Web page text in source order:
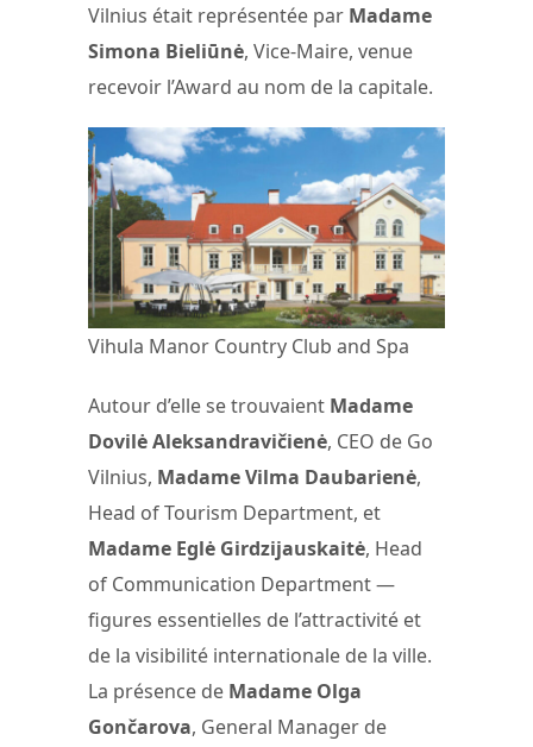
Vilnius était représentée par Madame
Simona Bieliūnė, Vice-Maire, venue
recevoir l’Award au nom de la capitale.
Vihula Manor Country Club and Spa
Autour d’elle se trouvaient Madame
Dovilė Aleksandravičienė, CEO de Go
Vilnius, Madame Vilma Daubarienė,
Head of Tourism Department, et
Madame Eglė Girdzijauskaitė, Head
of Communication Department —
figures essentielles de l’attractivité et
de la visibilité internationale de la ville.
La présence de Madame Olga
Gončarova, General Manager de